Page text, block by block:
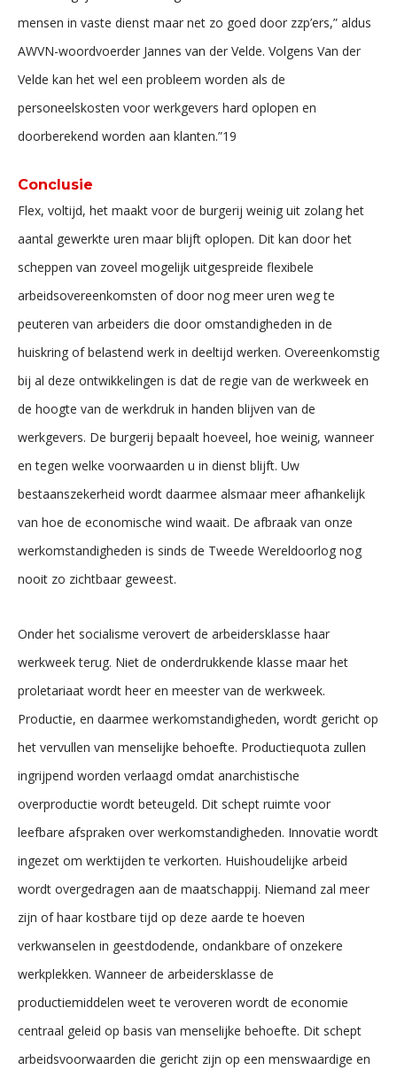
mensen in vaste dienst maar net zo goed door zzp’ers,” aldus
AWVN-woordvoerder Jannes van der Velde. Volgens Van der
Velde kan het wel een probleem worden als de
personeelskosten voor werkgevers hard oplopen en
doorberekend worden aan klanten.”19
Conclusie
Flex, voltijd, het maakt voor de burgerij weinig uit zolang het
aantal gewerkte uren maar blijft oplopen. Dit kan door het
scheppen van zoveel mogelijk uitgespreide flexibele
arbeidsovereenkomsten of door nog meer uren weg te
peuteren van arbeiders die door omstandigheden in de
huiskring of belastend werk in deeltijd werken. Overeenkomstig
bij al deze ontwikkelingen is dat de regie van de werkweek en
de hoogte van de werkdruk in handen blijven van de
werkgevers. De burgerij bepaalt hoeveel, hoe weinig, wanneer
en tegen welke voorwaarden u in dienst blijft. Uw
bestaanszekerheid wordt daarmee alsmaar meer afhankelijk
van hoe de economische wind waait. De afbraak van onze
werkomstandigheden is sinds de Tweede Wereldoorlog nog
nooit zo zichtbaar geweest.
Onder het socialisme verovert de arbeidersklasse haar
werkweek terug. Niet de onderdrukkende klasse maar het
proletariaat wordt heer en meester van de werkweek.
Productie, en daarmee werkomstandigheden, wordt gericht op
het vervullen van menselijke behoefte. Productiequota zullen
ingrijpend worden verlaagd omdat anarchistische
overproductie wordt beteugeld. Dit schept ruimte voor
leefbare afspraken over werkomstandigheden. Innovatie wordt
ingezet om werktijden te verkorten. Huishoudelijke arbeid
wordt overgedragen aan de maatschappij. Niemand zal meer
zijn of haar kostbare tijd op deze aarde te hoeven
verkwanselen in geestdodende, ondankbare of onzekere
werkplekken. Wanneer de arbeidersklasse de
productiemiddelen weet te veroveren wordt de economie
centraal geleid op basis van menselijke behoefte. Dit schept
arbeidsvoorwaarden die gericht zijn op een menswaardige en